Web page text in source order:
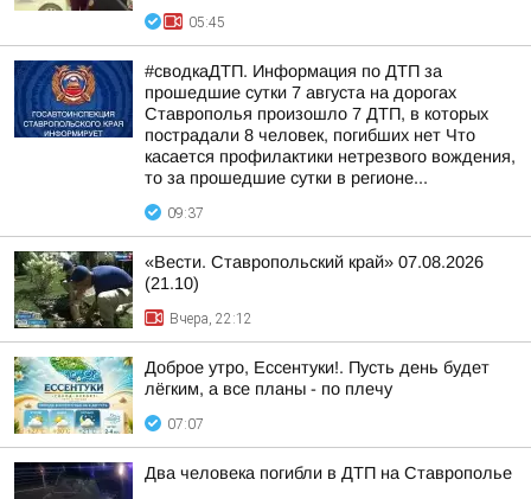
05:45
#сводкаДТП. Информация по ДТП за
прошедшие сутки 7 августа на дорогах
Ставрополья произошло 7 ДТП, в которых
пострадали 8 человек, погибших нет Что
касается профилактики нетрезвого вождения,
то за прошедшие сутки в регионе...
09:37
«Вести. Ставропольский край» 07.08.2026
(21.10)
Вчера, 22:12
Доброе утро, Ессентуки!. Пусть день будет
лёгким, а все планы - по плечу
07:07
Два человека погибли в ДТП на Ставрополье